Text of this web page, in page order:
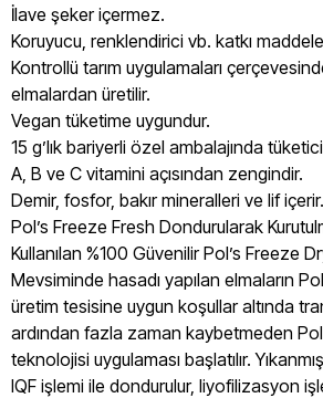
İlave şeker içermez.
Koruyucu, renklendirici vb. katkı
Kontrollü tarım uygulamaları
elmalardan üretilir.
Vegan tüketime uygundur.
15 g’lık bariyerli özel ambalajında
A, B ve C vitamini açısından zengindir.
Demir, fosfor, bakır mineralleri ve lif içerir.
Pol’s Freeze Fresh Dondurularak
Kullanılan %100 Güvenilir Pol’s Freeze
Mevsiminde hasadı yapılan elmaların
üretim tesisine uygun koşullar altında
ardından fazla zaman kaybetmeden
teknolojisi uygulaması başlatılır.
IQF işlemi ile dondurulur, liyofilizasyon